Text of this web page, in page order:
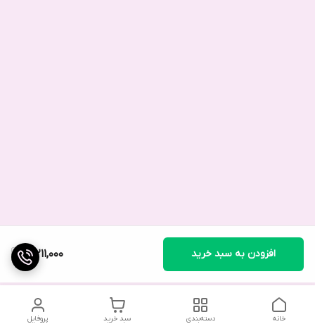
3,211,000 افزودن به سبد خرید
پروفایل سبد خرید دسته‌بندی خانه